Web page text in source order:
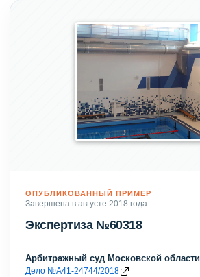
ОПУБЛИКОВАННЫЙ ПРИМЕР
Завершена в августе 2018 года
Экспертиза №60318
Арбитражный суд Московской области
Дело №А41-24744/2018